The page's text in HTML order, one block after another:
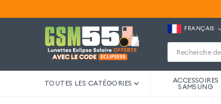
FRANÇAIS
TOUTES LES CATÉGORIES ACCESSOIRES
SAMSUNG